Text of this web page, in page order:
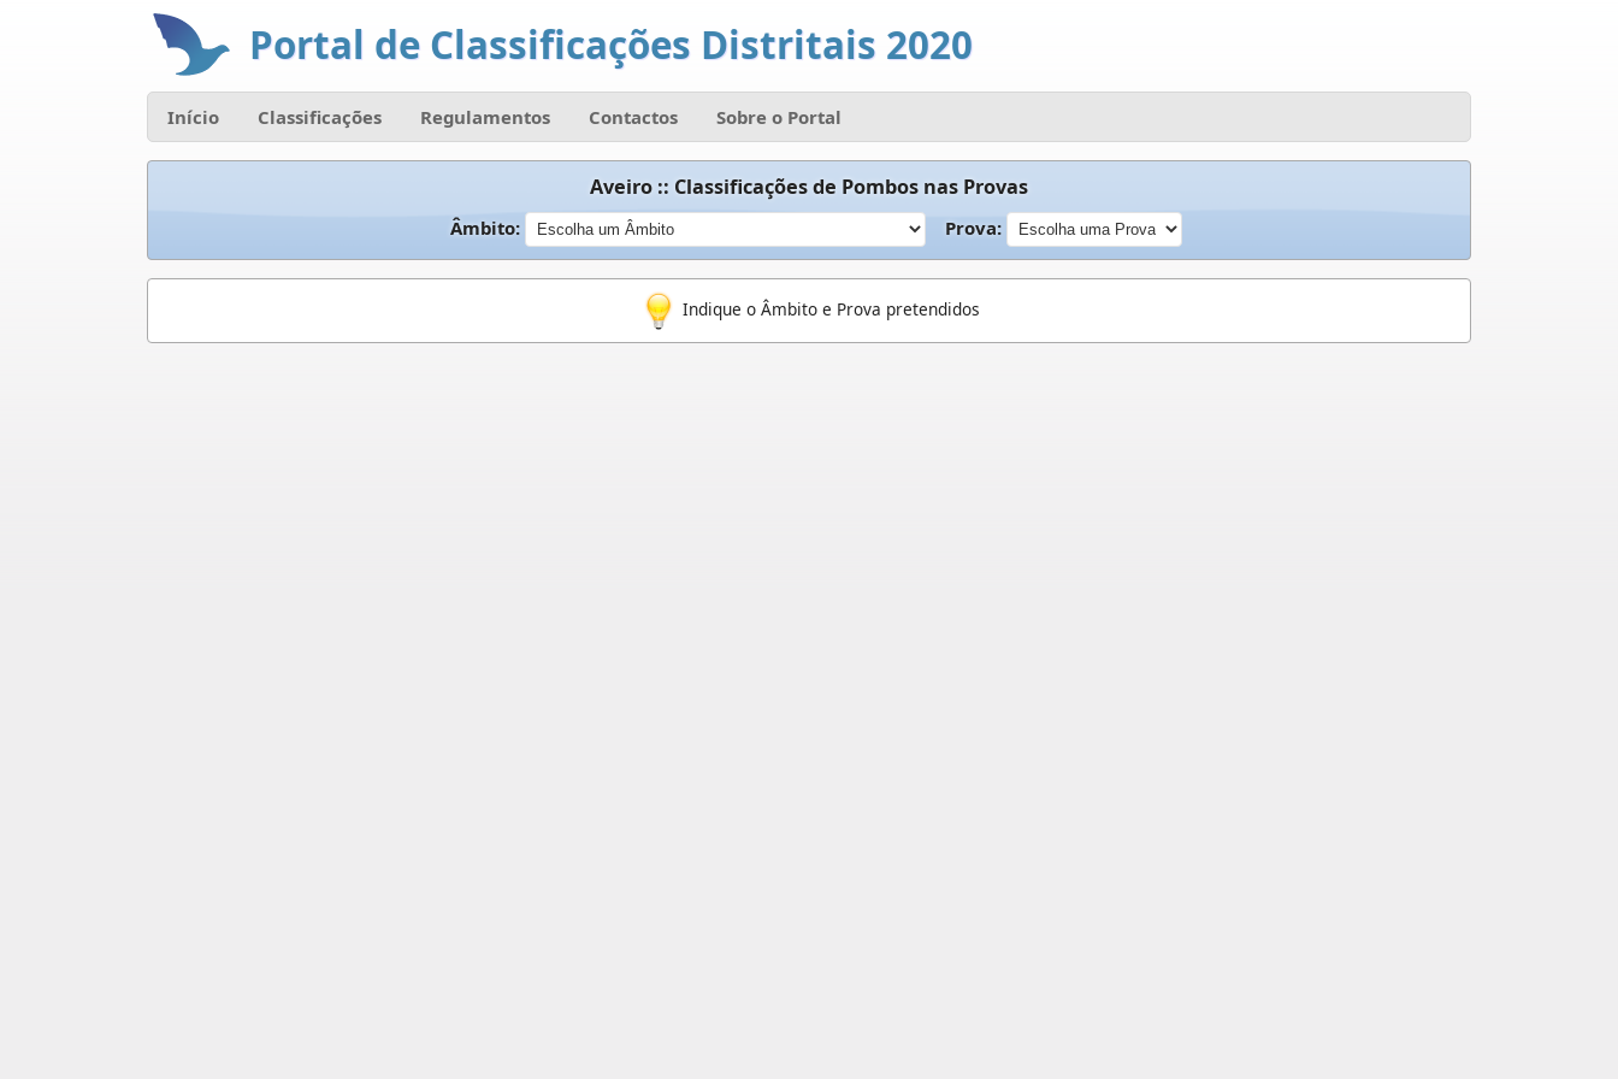
Portal de Classificações Distritais 2020
Início Classificações Regulamentos Contactos Sobre o Portal
Aveiro :: Classificações de Pombos nas Provas
Âmbito: Prova:
Indique o Âmbito e Prova pretendidos